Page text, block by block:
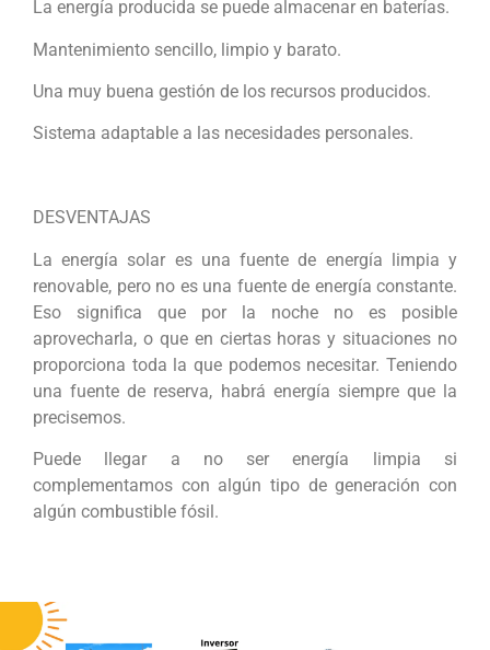
La energía producida se puede almacenar en baterías.
Mantenimiento sencillo, limpio y barato.
Una muy buena gestión de los recursos producidos.
Sistema adaptable a las necesidades personales.
DESVENTAJAS
La energía solar es una fuente de energía limpia y
renovable, pero no es una fuente de energía constante.
Eso significa que por la noche no es posible
aprovecharla, o que en ciertas horas y situaciones no
proporciona toda la que podemos necesitar. Teniendo
una fuente de reserva, habrá energía siempre que la
precisemos.
Puede llegar a no ser energía limpia si
complementamos con algún tipo de generación con
algún combustible fósil.